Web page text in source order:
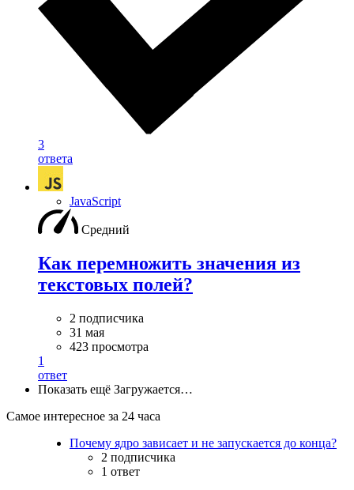
3
ответа
JavaScript
Средний
Как перемножить значения из
текстовых полей?
2 подписчика
31 мая
423 просмотра
1
ответ
Показать ещё Загружается…
Самое интересное за 24 часа
Почему ядро зависает и не запускается до конца?
2 подписчика
1 ответ